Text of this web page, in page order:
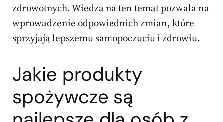
zdrowotnych. Wiedza na ten temat pozwala na
wprowadzenie odpowiednich zmian, które
sprzyjają lepszemu samopoczuciu i zdrowiu.
Jakie produkty
spożywcze są